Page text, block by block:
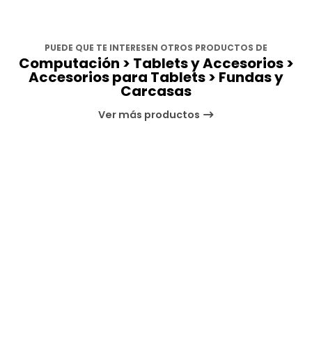
PUEDE QUE TE INTERESEN OTROS PRODUCTOS DE
Computación > Tablets y Accesorios >
Accesorios para Tablets > Fundas y
Carcasas
Ver más productos